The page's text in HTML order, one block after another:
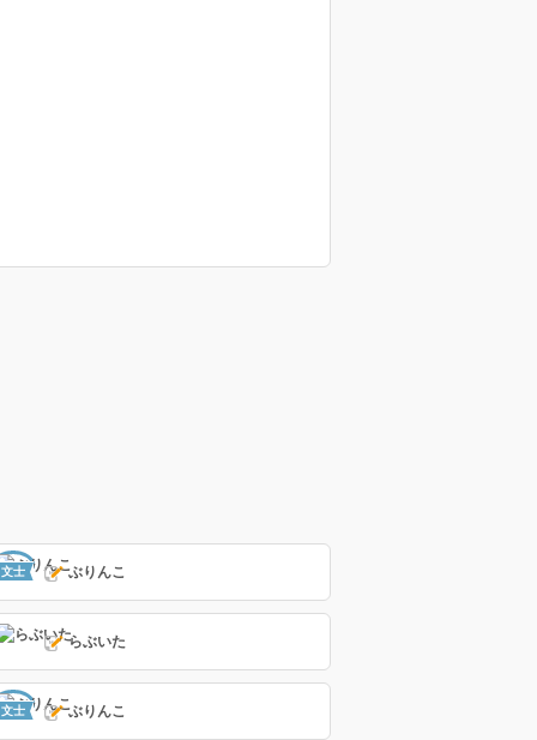
文士 ぶりんこ
らぶいた
文士 ぶりんこ